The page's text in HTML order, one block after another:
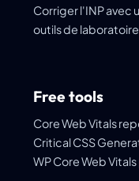
Corriger l'INP avec
outils de
Free tools
Core Web Vitals
Critical CSS
WP Core Web